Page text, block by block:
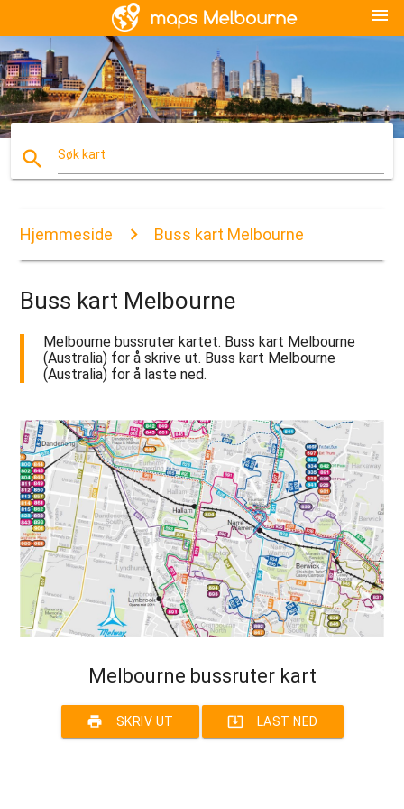
menu
search Søk kart
Hjemmeside Buss kart Melbourne
Buss kart Melbourne
Melbourne bussruter kartet. Buss kart Melbourne
(Australia) for å skrive ut. Buss kart Melbourne
(Australia) for å laste ned.
Melbourne bussruter kart
print SKRIV UT system_update_alt LAST NED